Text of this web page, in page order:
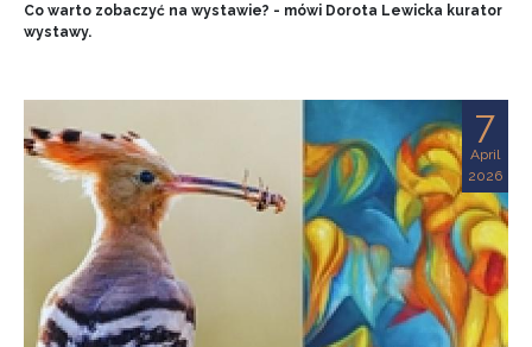
Co warto zobaczyć na wystawie? - mówi Dorota Lewicka kurator
wystawy.
7
April
2026